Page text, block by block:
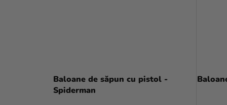
Baloane de săpun cu pistol -
Spiderman